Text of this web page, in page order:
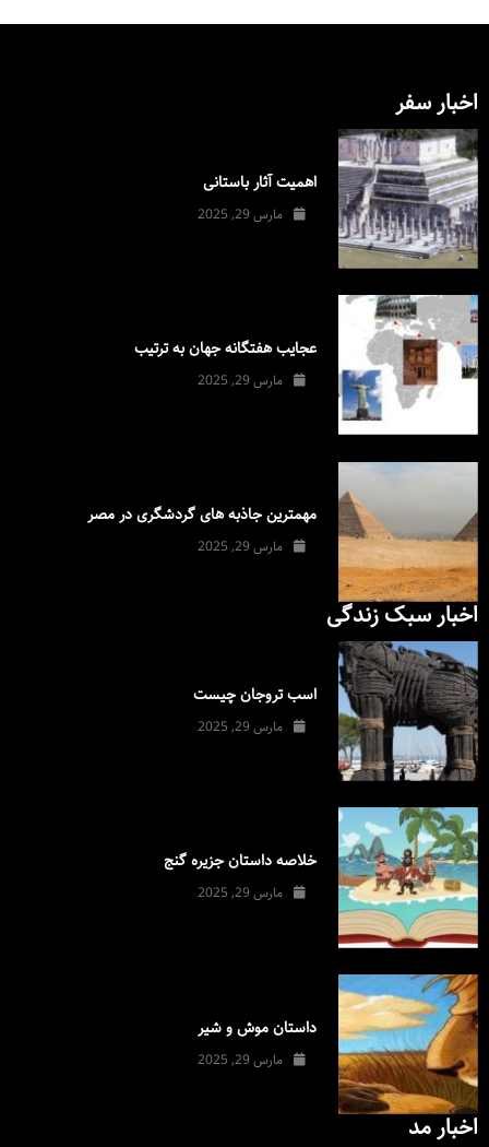
اخبار سفر
اهمیت آثار باستانی
مارس 29, 2025
عجایب هفتگانه جهان به ترتیب
مارس 29, 2025
مهمترین جاذبه های گردشگری در مصر
مارس 29, 2025
اخبار سبک زندگی
اسب تروجان چیست
مارس 29, 2025
خلاصه داستان جزیره گنج
مارس 29, 2025
داستان موش و شیر
مارس 29, 2025
اخبار مد